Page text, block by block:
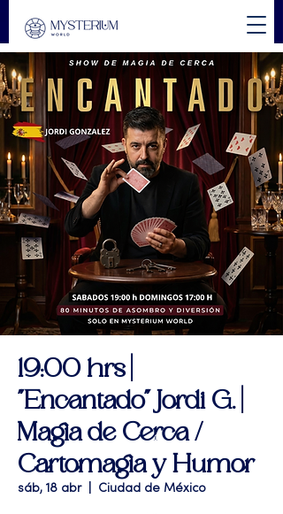
19:00 hrs |
"Encantado" Jordi G. |
Magia de Cerca /
Cartomagia y Humor
sáb, 18 abr
  |
Ciudad de México